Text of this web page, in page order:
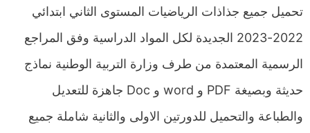
تحميل جميع جذاذات الرياضيات المستوى الثاني ابتدائي
2022-2023 الجديدة لكل المواد الدراسية وفق المراجع
الرسمية المعتمدة من طرف وزارة التربية الوطنية نماذج
حديثة وبصيغة PDF و word و Doc جاهزة للتعديل
والطباعة والتحميل للدورتين الاولى والثانية شاملة جميع